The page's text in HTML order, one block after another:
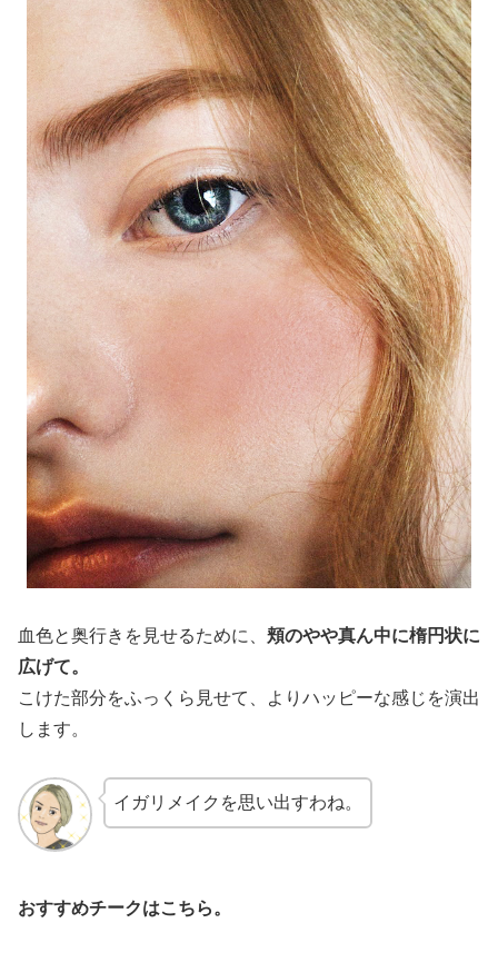
血色と奥行きを見せるために、 頬のやや真ん中に楕円状に
広げて。
こけた部分をふっくら見せて、よりハッピーな感じを演出
します。
イガリメイクを思い出すわね。
おすすめチークはこちら。